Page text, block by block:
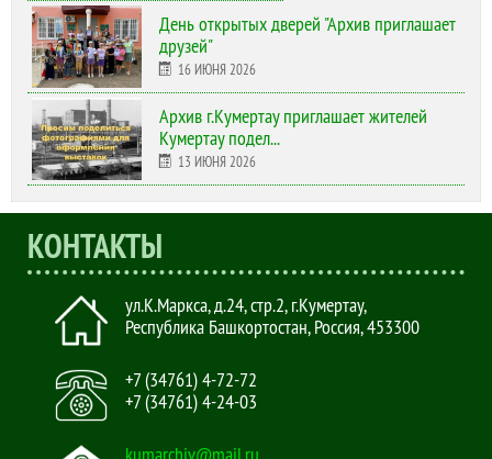
День открытых дверей "Архив приглашает
друзей"
16 ИЮНЯ 2026
Архив г.Кумертау приглашает жителей
Кумертау подел...
13 ИЮНЯ 2026
КОНТАКТЫ
ул.К.Маркса, д.24, стр.2,г.Кумертау,
Республика Башкортостан, Россия,453300
+7 (34761) 4-72-72
+7 (34761) 4-24-03
kumarchiv@mail.ru